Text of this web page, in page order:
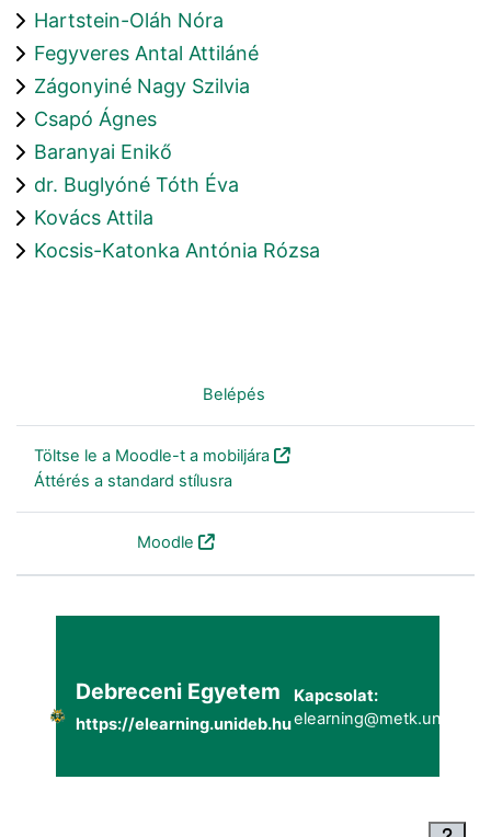
Hartstein-Oláh Nóra
Fegyveres Antal Attiláné
Zágonyiné Nagy Szilvia
Csapó Ágnes
Baranyai Enikő
dr. Buglyóné Tóth Éva
Kovács Attila
Kocsis-Katonka Antónia Rózsa
Belépés
Töltse le a Moodle-t a mobiljára
Áttérés a standard stílusra
Moodle
Debreceni Egyetem
https://elearning.unideb.hu
Kapcsolat: